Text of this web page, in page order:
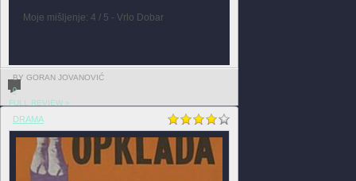
Moje mišljenje: 4 / 5 - Vrlo Dobar
BY GORAN JOVANOVIĆ
0
FULL REVIEW »
DRAMA